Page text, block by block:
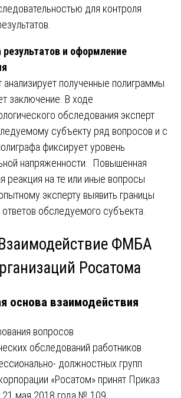
для контроля
результатов и оформление
анализирует полученные полиграммы
заключение. В ходе
обследования эксперт
субъекту ряд вопросов и с
фиксирует уровень
напряженности. Повышенная
реакция на те или иные вопросы
эксперту выявить границы
ответов обследуемого субъекта.
ФМБА
Росатома
основа взаимодействия
вопросов
обследований работников
должностных групп
«Росатом» принят Приказ
мая 2018 года № 109,